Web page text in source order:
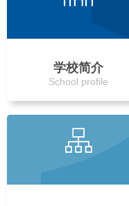
学校简介
School profile